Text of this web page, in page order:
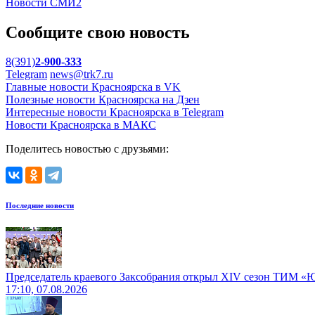
Сообщите свою новость
8(391)2-900-333
Telegram news@trk7.ru
Главные новости Красноярска в VK
Полезные новости Красноярска на Дзен
Интересные новости Красноярска в Telegram
Новости Красноярска в МАКС
Поделитесь новостью с друзьями:
Последние новости
Председатель краевого Заксобрания открыл XIV сезон ТИМ
17:10, 07.08.2026